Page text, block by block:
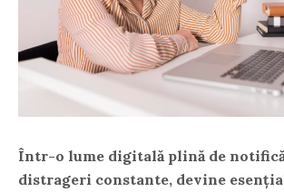
Într-o lume digitală plină de
distrageri constante, devine